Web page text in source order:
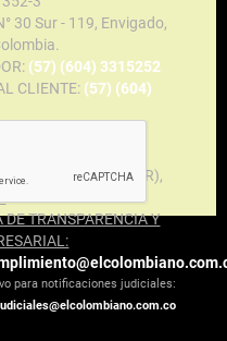
30 Sur - 119, Envigado,
(57) (604) 3315252
CLIENTE: (57) (604)
relacionados con
y reclamos (PQR),
DE TRANSPARENCIA Y
para notificaciones judiciales: